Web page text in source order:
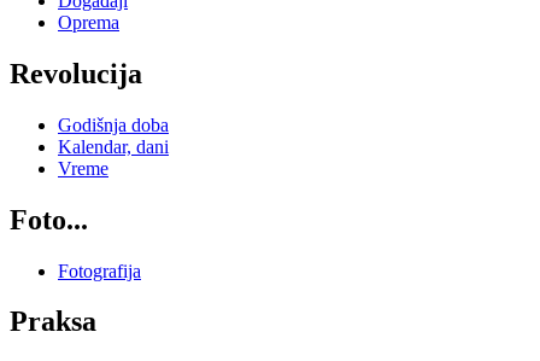
Oprema
Revolucija
Godišnja doba
Kalendar, dani
Vreme
Foto...
Fotografija
Praksa